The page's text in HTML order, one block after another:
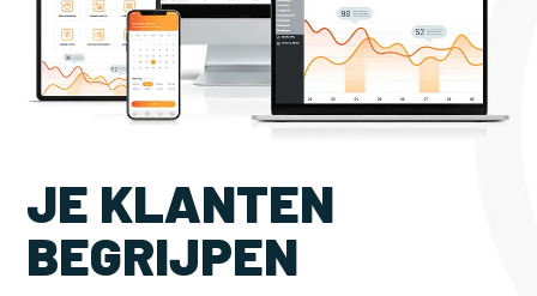
JE KLANTEN
BEGRIJPEN